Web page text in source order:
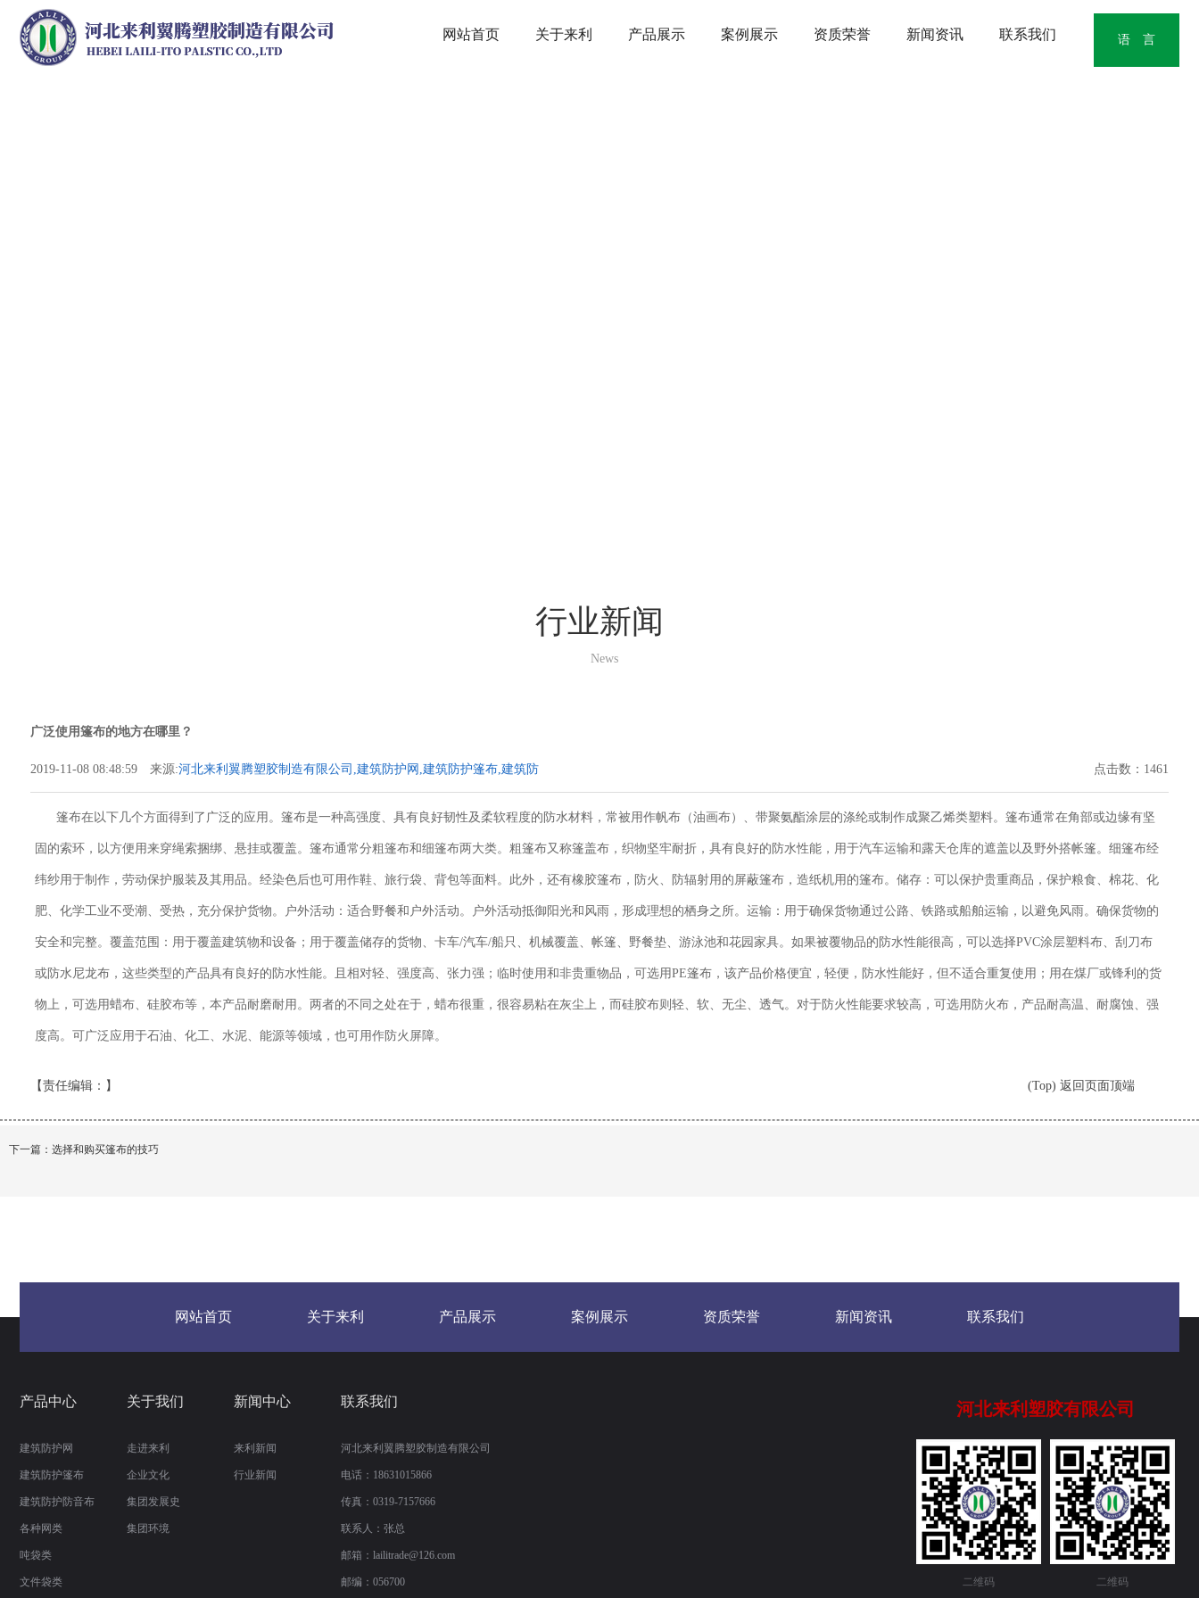
网站首页 关于来利 产品展示 案例展示 资质荣誉 新闻资讯 联系我们 语 言
行业新闻
News
广泛使用篷布的地方在哪里？
点击数：1461
2019-11-08 08:48:59 来源:河北来利翼腾塑胶制造有限公司,建筑防护网,建筑防护篷布,建筑防
篷布在以下几个方面得到了广泛的应用。篷布是一种高强度、具有良好韧性及柔软程度的防水材料，常被用作帆布（油画布）、带聚氨酯涂层的涤纶或制作成聚乙烯类塑料。篷布通常在角部或边缘有坚
固的索环，以方便用来穿绳索捆绑、悬挂或覆盖。篷布通常分粗篷布和细篷布两大类。粗篷布又称篷盖布，织物坚牢耐折，具有良好的防水性能，用于汽车运输和露天仓库的遮盖以及野外搭帐篷。细篷布经
纬纱用于制作，劳动保护服装及其用品。经染色后也可用作鞋、旅行袋、背包等面料。此外，还有橡胶篷布，防火、防辐射用的屏蔽篷布，造纸机用的篷布。储存：可以保护贵重商品，保护粮食、棉花、化
肥、化学工业不受潮、受热，充分保护货物。户外活动：适合野餐和户外活动。户外活动抵御阳光和风雨，形成理想的栖身之所。运输：用于确保货物通过公路、铁路或船舶运输，以避免风雨。确保货物的
安全和完整。覆盖范围：用于覆盖建筑物和设备；用于覆盖储存的货物、卡车/汽车/船只、机械覆盖、帐篷、野餐垫、游泳池和花园家具。如果被覆物品的防水性能很高，可以选择PVC涂层塑料布、刮刀布
或防水尼龙布，这些类型的产品具有良好的防水性能。且相对轻、强度高、张力强；临时使用和非贵重物品，可选用PE篷布，该产品价格便宜，轻便，防水性能好，但不适合重复使用；用在煤厂或锋利的货
物上，可选用蜡布、硅胶布等，本产品耐磨耐用。两者的不同之处在于，蜡布很重，很容易粘在灰尘上，而硅胶布则轻、软、无尘、透气。对于防火性能要求较高，可选用防火布，产品耐高温、耐腐蚀、强
度高。可广泛应用于石油、化工、水泥、能源等领域，也可用作防火屏障。
【责任编辑： 】 (Top) 返回页面顶端
下一篇： 选择和购买篷布的技巧
网站首页 关于来利 产品展示 案例展示 资质荣誉 新闻资讯 联系我们
产品中心
建筑防护网
建筑防护篷布
建筑防护防音布
各种网类
吨袋类
文件袋类
关于我们
走进来利
企业文化
集团发展史
集团环境
新闻中心
来利新闻
行业新闻
联系我们
河北来利翼腾塑胶制造有限公司
电话：18631015866
传真： 0319-7157666
联系人：张总
邮箱： lailitrade@126.com
邮编：056700
河北来利塑胶有限公司
二维码 二维码